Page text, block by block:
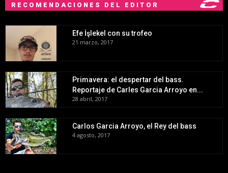
RECOMENDACIONES DEL EDITOR
Efe İşlekel con su trofeo
21 marzo, 2017
Primavera: el despertar del bass.
Reportaje de Carles Garcia Arroyo en...
28 abril, 2017
Carlos Garcia Arroyo, el Rey del bass
4 agosto, 2017